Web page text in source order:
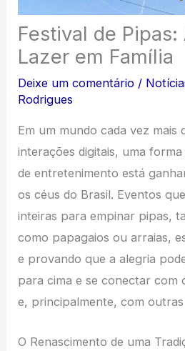
Festival de Pipas:
Lazer em Família
Deixe um comentário /
Rodrigues
Em um mundo cada vez mais
interações digitais, uma
de entretenimento está
os céus do Brasil. Eventos
inteiras para empinar pipas,
como papagaios ou arraias,
e provando que a alegria
para cima e se conectar com
e, principalmente, com outras
O Renascimento de uma